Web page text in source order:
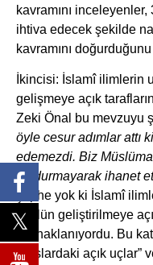
kavramını inceleyenler,
ihtiva edecek şekilde
kavramını
İkincisi: İslamî ilimlerin
gelişmeye açık
Zeki Önal bu mevzuyu
öyle cesur adımlar attı
edemezdi. Biz
doldurmayarak ihanet
şüphe yok ki İslamî
usulün geliştirilmeye
kaynaklanıyordu. Bu
“naslardaki açık uçlar”